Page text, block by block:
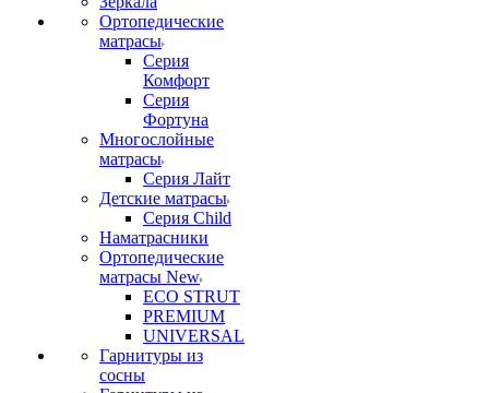
Ортопедические
матрасы
Серия
Комфорт
Серия
Фортуна
Многослойные
матрасы
Серия Лайт
Детские матрасы
Серия Child
Наматрасники
Ортопедические
матрасы New
ECO STRUT
PREMIUM
UNIVERSAL
Гарнитуры из
сосны